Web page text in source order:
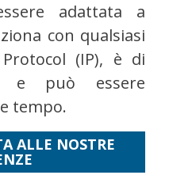
adattata a
con qualsiasi
(IP), è di
e può essere
tempo.
ALLE NOSTRE